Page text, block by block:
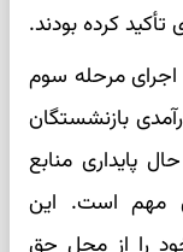
کرده بودند.
اجرای مرحله سوم
بازنشستگان
پایداری منابع
مهم است. این
را از محل حق